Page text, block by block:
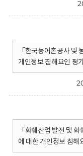
「한국농어촌공사 및
개인정보 침해요인 평
「화훼산업 발전 및
에 대한 개인정보 침해